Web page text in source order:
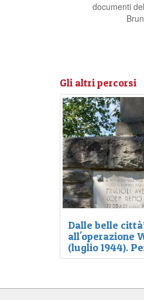
documenti
Gli altri percorsi
Dalle belle
all'operazione
(luglio 1944).
anche in questi